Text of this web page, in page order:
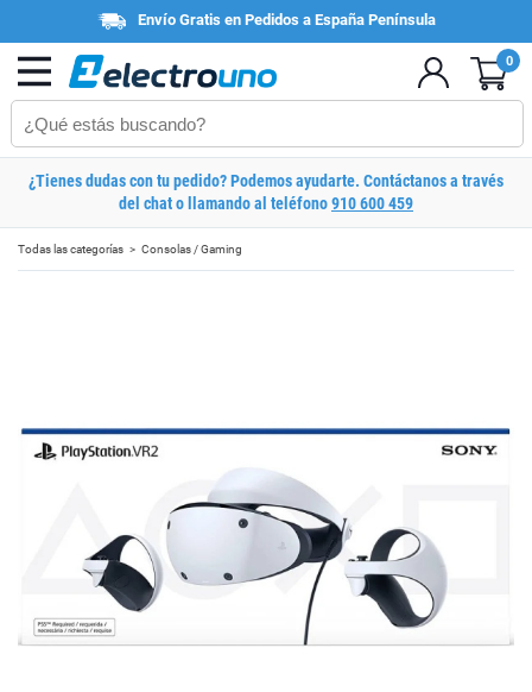
Envío Gratis en Pedidos a España Península
0
¿Tienes dudas con tu pedido? Podemos ayudarte. Contáctanos a través
del chat o llamando al teléfono910 600 459
Todas las categorías Consolas / Gaming